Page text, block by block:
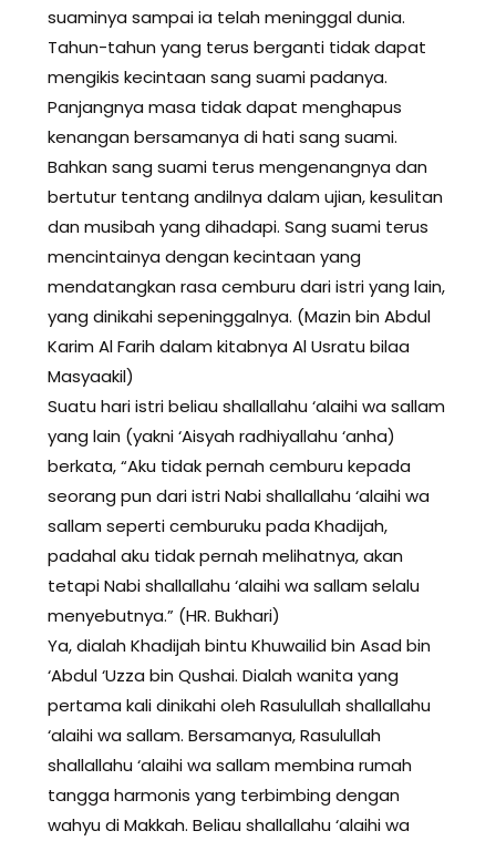
suaminya sampai ia telah meninggal dunia.
Tahun-tahun yang terus berganti tidak dapat
mengikis kecintaan sang suami padanya.
Panjangnya masa tidak dapat menghapus
kenangan bersamanya di hati sang suami.
Bahkan sang suami terus mengenangnya dan
bertutur tentang andilnya dalam ujian, kesulitan
dan musibah yang dihadapi. Sang suami terus
mencintainya dengan kecintaan yang
mendatangkan rasa cemburu dari istri yang lain,
yang dinikahi sepeninggalnya. (Mazin bin Abdul
Karim Al Farih dalam kitabnya Al Usratu bilaa
Masyaakil)
Suatu hari istri beliau shallallahu ‘alaihi wa sallam
yang lain (yakni ‘Aisyah radhiyallahu ‘anha)
berkata, “Aku tidak pernah cemburu kepada
seorang pun dari istri Nabi shallallahu ‘alaihi wa
sallam seperti cemburuku pada Khadijah,
padahal aku tidak pernah melihatnya, akan
tetapi Nabi shallallahu ‘alaihi wa sallam selalu
menyebutnya.” (HR. Bukhari)
Ya, dialah Khadijah bintu Khuwailid bin Asad bin
‘Abdul ‘Uzza bin Qushai. Dialah wanita yang
pertama kali dinikahi oleh Rasulullah shallallahu
‘alaihi wa sallam. Bersamanya, Rasulullah
shallallahu ‘alaihi wa sallam membina rumah
tangga harmonis yang terbimbing dengan
wahyu di Makkah. Beliau shallallahu ‘alaihi wa